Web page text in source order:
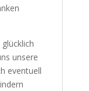
auf
durch
den